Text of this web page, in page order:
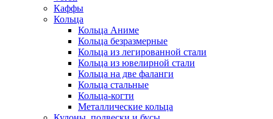
Каффы
Кольца
Кольца Аниме
Кольца безразмерные
Кольца из легированной стали
Кольца из ювелирной стали
Кольца на две фаланги
Кольца стальные
Кольца-когти
Металлические кольца